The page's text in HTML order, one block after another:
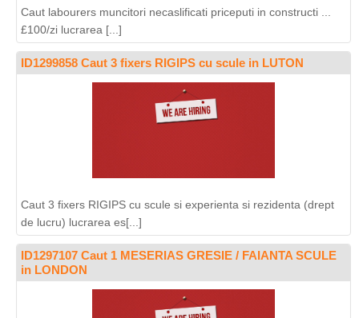
Caut labourers muncitori necaslificati priceputi in constructi ...
£100/zi lucrarea [...]
ID1299858 Caut 3 fixers RIGIPS cu scule in LUTON
Caut 3 fixers RIGIPS cu scule si experienta si rezidenta (drept
de lucru) lucrarea es[...]
ID1297107 Caut 1 MESERIAS GRESIE / FAIANTA SCULE
in LONDON